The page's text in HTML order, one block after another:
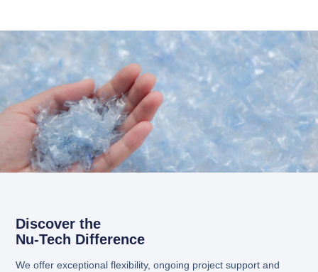
Discover the
Nu-Tech Difference
We offer exceptional flexibility, ongoing project support and